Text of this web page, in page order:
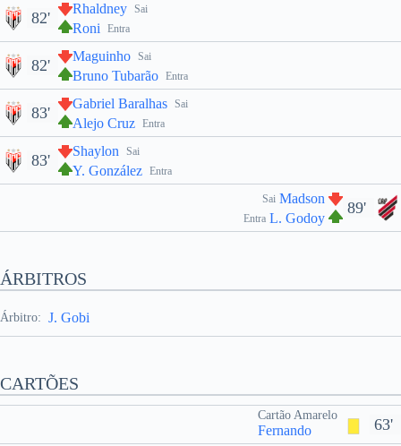
Sai
Rhaldney
Entra
Roni
82'
Sai
Maguinho
Entra
Bruno Tubarão
82'
Sai
Gabriel Baralhas
Entra
Alejo Cruz
83'
Sai
Shaylon
Entra
Y. González
83'
89'
Sai Madson
Entra L. Godoy
ÁRBITROS
Árbitro: J. Gobi
CARTÕES
63'
Cartão Amarelo
Fernando